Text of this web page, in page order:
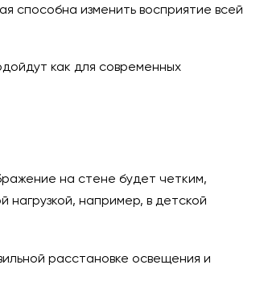
способна изменить восприятие всей
как для современных
на стене будет четким,
например, в детской
расстановке освещения и